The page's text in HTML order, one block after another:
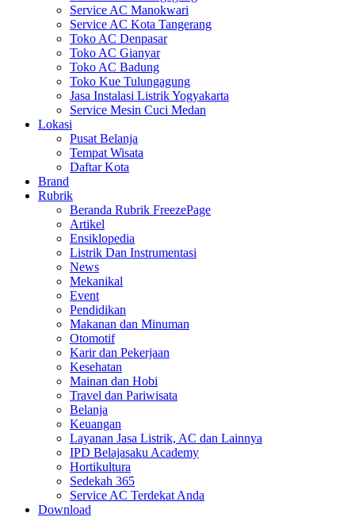
Service AC Manokwari
Service AC Kota Tangerang
Toko AC Denpasar
Toko AC Gianyar
Toko AC Badung
Toko Kue Tulungagung
Jasa Instalasi Listrik Yogyakarta
Service Mesin Cuci Medan
Lokasi
Pusat Belanja
Tempat Wisata
Daftar Kota
Brand
Rubrik
Beranda Rubrik FreezePage
Artikel
Ensiklopedia
Listrik Dan Instrumentasi
News
Mekanikal
Event
Pendidikan
Makanan dan Minuman
Otomotif
Karir dan Pekerjaan
Kesehatan
Mainan dan Hobi
Travel dan Pariwisata
Belanja
Keuangan
Layanan Jasa Listrik, AC dan Lainnya
IPD Belajasaku Academy
Hortikultura
Sedekah 365
Service AC Terdekat Anda
Download